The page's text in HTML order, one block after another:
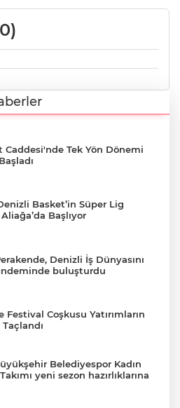
0)
Caddesi'nde Tek Yön Dönemi
Basket’in Süper Lig
Başlıyor
Denizli İş Dünyasını
buluşturdu
Festival Coşkusu Yatırımların
Taçlandı
Belediyespor Kadın
yeni sezon hazırlıklarına